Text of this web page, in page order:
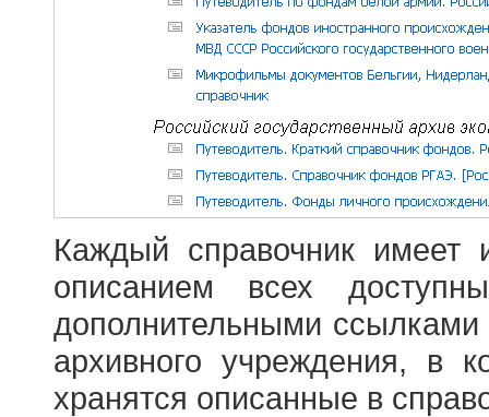
Каждый справочник имеет
описанием всех
дополнительными
архивного учреждения, в
хранятся описанные в